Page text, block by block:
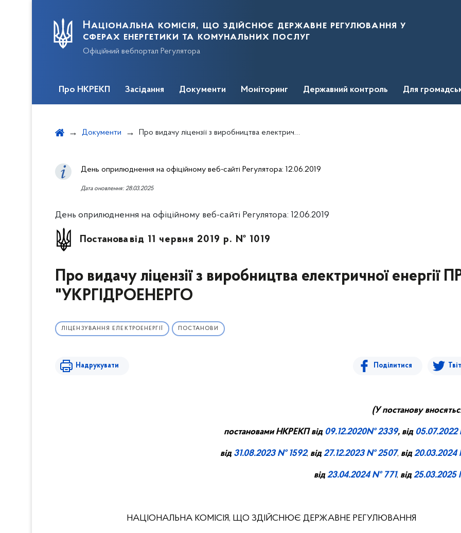
Національна комісія, що здійснює державне регулювання у
сферах енергетики та комунальних послуг
Офіційний вебпортал Регулятора
Про НКРЕКП Засідання Документи Моніторинг Державний контроль Для
Документи Про видачу ліцензії з виробництва електричної енергії ПРАТ "УКРГІДРОЕНЕРГО
День оприлюднення на офіційному веб-сайті Регулятора: 12.06.2019
Дата оновлення: 28.03.2025
День оприлюднення на офіційному веб-сайті Регулятора: 12.06.2019
Постанова від 11 червня 2019 р. № 1019
Про видачу ліцензії з виробництва електричної енергії
"УКРГІДРОЕНЕРГО
ЛІЦЕНЗУВАННЯ ЕЛЕКТРОЕНЕРГІЇ ПОСТАНОВИ
Надрукувати Поділитися
(У постанову
постановами НКРЕКП від 09.12.2020№ 2339, від
від 31.08.2023 № 1592, від27.12.2023 № 2507, від
від23.04.2024 № 771, від25.03.2025
НАЦІОНАЛЬНА КОМІСІЯ, ЩО ЗДІЙСНЮЄ ДЕРЖАВНЕ РЕГУЛЮВАННЯ